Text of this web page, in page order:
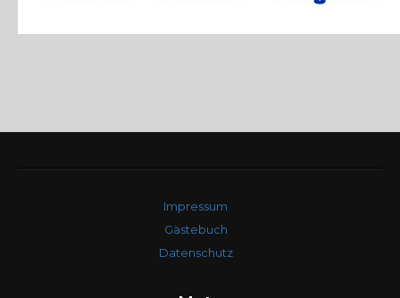
Impressum
Gästebuch
Datenschutz